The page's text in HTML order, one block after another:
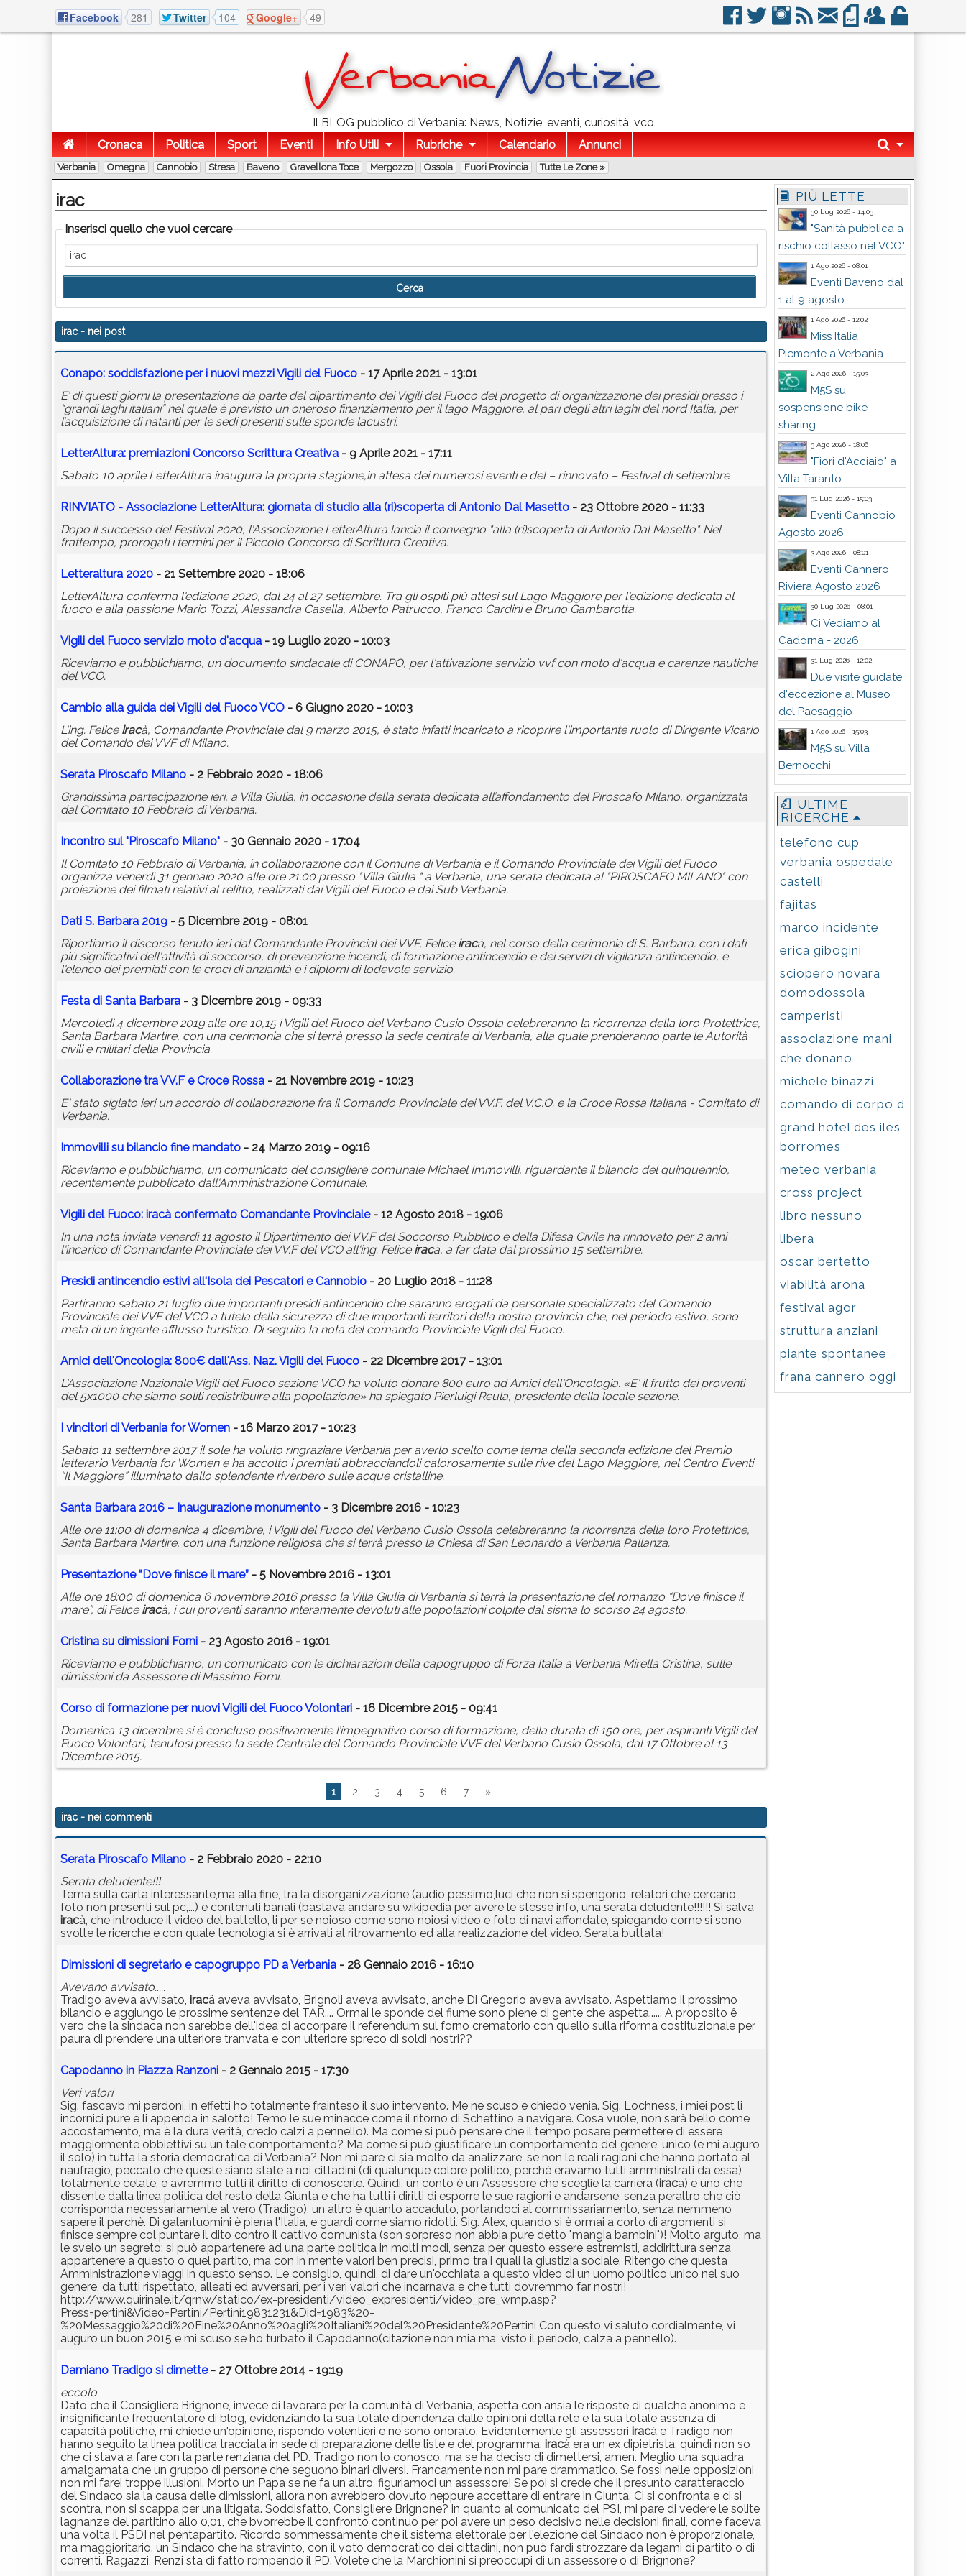
Facebook 281 Twitter 104 Google+ 49
Il BLOG pubblico di Verbania: News, Notizie, eventi, curiosità, vco
Cronaca
Politica Sport Eventi Info Utili Rubriche Calendario Annunci
Verbania Omegna Cannobio Stresa Baveno Gravellona Toce Mergozzo Ossola Fuori Provincia Tutte Le Zone »
irac
Inserisci quello che vuoi cercare
irac- nei post
Conapo: soddisfazione per i nuovi mezzi Vigili del Fuoco - 17 Aprile 2021 - 13:01
E’ di questi giorni la presentazione da parte del dipartimento dei Vigili del Fuoco del progetto di organizzazione dei presidi presso i
“grandi laghi italiani” nel quale è previsto un oneroso finanziamento per il lago Maggiore, al pari degli altri laghi del nord Italia, per
l’acquisizione di natanti per le sedi presenti sulle sponde lacustri.
LetterAltura: premiazioni Concorso Scrittura Creativa - 9 Aprile 2021 - 17:11
Sabato 10 aprile LetterAltura inaugura la propria stagione,in attesa dei numerosi eventi e del – rinnovato – Festival di settembre
RINVIATO - Associazione LetterAltura: giornata di studio alla (ri)scoperta di Antonio Dal Masetto - 23 Ottobre 2020 - 11:33
Dopo il successo del Festival 2020, l'Associazione LetterAltura lancia il convegno "alla (ri)scoperta di Antonio Dal Masetto". Nel
frattempo, prorogati i termini per il Piccolo Concorso di Scrittura Creativa.
Letteraltura 2020 - 21 Settembre 2020 - 18:06
LetterAltura conferma l'edizione 2020, dal 24 al 27 settembre. Tra gli ospiti più attesi sul Lago Maggiore per l'edizione dedicata al
fuoco e alla passione Mario Tozzi, Alessandra Casella, Alberto Patrucco, Franco Cardini e Bruno Gambarotta.
Vigili del Fuoco servizio moto d'acqua - 19 Luglio 2020 - 10:03
Riceviamo e pubblichiamo, un documento sindacale di CONAPO, per l'attivazione servizio vvf con moto d'acqua e carenze nautiche
del VCO.
Cambio alla guida dei Vigili del Fuoco VCO - 6 Giugno 2020 - 10:03
L'ing. Felice iracà, Comandante Provinciale dal 9 marzo 2015, è stato infatti incaricato a ricoprire l'importante ruolo di Dirigente Vicario
del Comando dei VVF di Milano.
Serata Piroscafo Milano - 2 Febbraio 2020 - 18:06
Grandissima partecipazione ieri, a Villa Giulia, in occasione della serata dedicata all’affondamento del Piroscafo Milano, organizzata
dal Comitato 10 Febbraio di Verbania.
Incontro sul "Piroscafo Milano" - 30 Gennaio 2020 - 17:04
Il Comitato 10 Febbraio di Verbania, in collaborazione con il Comune di Verbania e il Comando Provinciale dei Vigili del Fuoco
organizza venerdì 31 gennaio 2020 alle ore 21.00 presso "Villa Giulia " a Verbania, una serata dedicata al "PIROSCAFO MILANO" con
proiezione dei filmati relativi al relitto, realizzati dai Vigili del Fuoco e dai Sub Verbania.
Dati S. Barbara 2019 - 5 Dicembre 2019 - 08:01
Riportiamo il discorso tenuto ieri dal Comandante Provincial dei VVF, Felice iracà, nel corso della cerimonia di S. Barbara: con i dati
più significativi dell'attività di soccorso, di prevenzione incendi, di formazione antincendio e dei servizi di vigilanza antincendio, e
l'elenco dei premiati con le croci di anzianità e i diplomi di lodevole servizio.
Festa di Santa Barbara - 3 Dicembre 2019 - 09:33
Mercoledì 4 dicembre 2019 alle ore 10,15 i Vigili del Fuoco del Verbano Cusio Ossola celebreranno la ricorrenza della loro Protettrice,
Santa Barbara Martire, con una cerimonia che si terrà presso la sede centrale di Verbania, alla quale prenderanno parte le Autorità
civili e militari della Provincia.
Collaborazione tra VV.F e Croce Rossa - 21 Novembre 2019 - 10:23
E' stato siglato ieri un accordo di collaborazione fra il Comando Provinciale dei VV.F. del V.C.O. e la Croce Rossa Italiana - Comitato di
Verbania.
Immovilli su bilancio fine mandato - 24 Marzo 2019 - 09:16
Riceviamo e pubblichiamo, un comunicato del consigliere comunale Michael Immovilli, riguardante il bilancio del quinquennio,
recentemente pubblicato dall'Amministrazione Comunale.
Vigili del Fuoco: iracà confermato Comandante Provinciale- 12 Agosto 2018 - 19:06
In una nota inviata venerdì 11 agosto il Dipartimento dei VV.F del Soccorso Pubblico e della Difesa Civile ha rinnovato per 2 anni
l'incarico di Comandante Provinciale dei VV.F del VCO all'ing. Felice iracà, a far data dal prossimo 15 settembre.
Presidi antincendio estivi all'Isola dei Pescatori e Cannobio - 20 Luglio 2018 - 11:28
Partiranno sabato 21 luglio due importanti presidi antincendio che saranno erogati da personale specializzato del Comando
Provinciale dei VVF del VCO a tutela della sicurezza di due importanti territori della nostra provincia che, nel periodo estivo, sono
meta di un ingente afflusso turistico. Di seguito la nota del comando Provinciale Vigili del Fuoco.
Amici dell'Oncologia: 800€ dall'Ass. Naz. Vigili del Fuoco - 22 Dicembre 2017 - 13:01
L'Associazione Nazionale Vigili del Fuoco sezione VCO ha voluto donare 800 euro ad Amici dell'Oncologia. «E' il frutto dei proventi
del 5x1000 che siamo soliti redistribuire alla popolazione» ha spiegato Pierluigi Reula, presidente della locale sezione.
I vincitori di Verbania for Women - 16 Marzo 2017 - 10:23
Sabato 11 settembre 2017 il sole ha voluto ringraziare Verbania per averlo scelto come tema della seconda edizione del Premio
letterario Verbania for Women e ha accolto i premiati abbracciandoli calorosamente sulle rive del Lago Maggiore, nel Centro Eventi
“Il Maggiore” illuminato dallo splendente riverbero sulle acque cristalline.
Santa Barbara 2016 – Inaugurazione monumento - 3 Dicembre 2016 - 10:23
Alle ore 11:00 di domenica 4 dicembre, i Vigili del Fuoco del Verbano Cusio Ossola celebreranno la ricorrenza della loro Protettrice,
Santa Barbara Martire, con una funzione religiosa che si terrà presso la Chiesa di San Leonardo a Verbania Pallanza.
Presentazione “Dove finisce il mare” - 5 Novembre 2016 - 13:01
Alle ore 18:00 di domenica 6 novembre 2016 presso la Villa Giulia di Verbania si terrà la presentazione del romanzo “Dove finisce il
mare”, di Felice iracà, i cui proventi saranno interamente devoluti alle popolazioni colpite dal sisma lo scorso 24 agosto.
Cristina su dimissioni Forni - 23 Agosto 2016 - 19:01
Riceviamo e pubblichiamo, un comunicato con le dichiarazioni della capogruppo di Forza Italia a Verbania Mirella Cristina, sulle
dimissioni da Assessore di Massimo Forni.
Corso di formazione per nuovi Vigili del Fuoco Volontari - 16 Dicembre 2015 - 09:41
Domenica 13 dicembre si è concluso positivamente l’impegnativo corso di formazione, della durata di 150 ore, per aspiranti Vigili del
Fuoco Volontari, tenutosi presso la sede Centrale del Comando Provinciale VVF del Verbano Cusio Ossola, dal 17 Ottobre al 13
Dicembre 2015.
1 2 3 4 5 6 7 »
irac- nei commenti
Serata Piroscafo Milano - 2 Febbraio 2020 - 22:10
Serata deludente!!!
Tema sulla carta interessante,ma alla fine, tra la disorganizzazione (audio pessimo,luci che non si spengono, relatori che cercano
foto non presenti sul pc,...) e contenuti banali (bastava andare su wikipedia per avere le stesse info, una serata deludente!!!!!! Si salva
iracà, che introduce il video del battello, li per se noioso come sono noiosi video e foto di navi affondate, spiegando come si sono
svolte le ricerche e con quale tecnologia si è arrivati al ritrovamento ed alla realizzazione del video. Serata buttata!
Dimissioni di segretario e capogruppo PD a Verbania - 28 Gennaio 2016 - 16:10
Avevano avvisato.....
Tradigo aveva avvisato, iracä aveva avvisato, Brignoli aveva avvisato, anche Di Gregorio aveva avvisato. Aspettiamo il prossimo
bilancio e aggiungo le prossime sentenze del TAR.... Ormai le sponde del fiume sono piene di gente che aspetta...... A proposito ê
vero che la sindaca non sarebbe dell'idea di accorpare il referendum sul forno crematorio con quello sulla riforma costituzionale per
paura di prendere una ulteriore tranvata e con ulteriore spreco di soldi nostri??
Capodanno in Piazza Ranzoni - 2 Gennaio 2015 - 17:30
Veri valori
Sig. fascavb mi perdoni, in effetti ho totalmente frainteso il suo intervento. Me ne scuso e chiedo venia. Sig. Lochness, i miei post li
incornici pure e li appenda in salotto! Temo le sue minacce come il ritorno di Schettino a navigare. Cosa vuole, non sarà bello come
accostamento, ma è la dura verità, credo calzi a pennello). Ma come si può pensare che il tempo posare permettere di essere
maggiormente obbiettivi su un tale comportamento? Ma come si può giustificare un comportamento del genere, unico (e mi auguro
il solo) in tutta la storia democratica di Verbania? Non mi pare ci sia molto da analizzare, se non le reali ragioni che hanno portato al
naufragio, peccato che queste siano state a noi cittadini (di qualunque colore politico, perché eravamo tutti amministrati da essa)
totalmente celate, e avremmo tutti il diritto di conoscerle. Quindi, un conto è un Assessore che sceglie la carriera (iracà) e uno che
dissente dalla linea politica del resto della Giunta e che ha tutti i diritti di esporre le sue ragioni e andarsene, senza peraltro che ciò
corrisponda necessariamente al vero (Tradigo), un altro è quanto accaduto, portandoci al commissariamento, senza nemmeno
sapere il perchè. Di galantuomini è piena l'Italia, e guardi come siamo ridotti. Sig. Alex, quando si è ormai a corto di argomenti si
finisce sempre col puntare il dito contro il cattivo comunista (son sorpreso non abbia pure detto "mangia bambini")! Molto arguto, ma
le svelo un segreto: si può appartenere ad una parte politica in molti modi, senza per questo essere estremisti, addirittura senza
appartenere a questo o quel partito, ma con in mente valori ben precisi, primo tra i quali la giustizia sociale. Ritengo che questa
Amministrazione viaggi in questo senso. Le consiglio, quindi, di dare un'occhiata a questo video di un uomo politico unico nel suo
genere, da tutti rispettato, alleati ed avversari, per i veri valori che incarnava e che tutti dovremmo far nostri!
http://www.quirinale.it/qrnw/statico/ex-presidenti/video_expresidenti/video_pre_wmp.asp?
Press=pertini&Video=Pertini/Pertini19831231&Did=1983%20-
%20Messaggio%20di%20Fine%20Anno%20agli%20Italiani%20del%20Presidente%20Pertini Con questo vi saluto cordialmente, vi
auguro un buon 2015 e mi scuso se ho turbato il Capodanno(citazione non mia ma, visto il periodo, calza a pennello).
Damiano Tradigo si dimette- 27 Ottobre 2014 - 19:19
eccolo
Dato che il Consigliere Brignone, invece di lavorare per la comunità di Verbania, aspetta con ansia le risposte di qualche anonimo e
insignificante frequentatore di blog, evidenziando la sua totale dipendenza dalle opinioni della rete e la sua totale assenza di
capacità politiche, mi chiede un'opinione, rispondo volentieri e ne sono onorato. Evidentemente gli assessori iracà e Tradigo non
hanno seguito la linea politica tracciata in sede di preparazione delle liste e del programma. iracà era un ex dipietrista, quindi non so
che ci stava a fare con la parte renziana del PD. Tradigo non lo conosco, ma se ha deciso di dimettersi, amen. Meglio una squadra
amalgamata che un gruppo di persone che seguono binari diversi. Francamente non mi pare drammatico. Se fossi nelle opposizioni
non mi farei troppe illusioni. Morto un Papa se ne fa un altro, figuriamoci un assessore! Se poi si crede che il presunto caratteraccio
del Sindaco sia la causa delle dimissioni, allora non avrebbero dovuto neppure accettare di entrare in Giunta. Ci si confronta e ci si
scontra, non si scappa per una litigata. Soddisfatto, Consigliere Brignone? in quanto al comunicato del PSI, mi pare di vedere le solite
lagnanze del partitino allo 0,01, che bvorrebbe il confronto continuo per poi avere un peso decisivo nelle decisioni finali, come faceva
una volta il PSDI nel pentapartito. Ricordo sommessamente che il sistema elettorale per l'elezione del Sindaco non è proporzionale,
ma maggioritario. un Sindaco che ha stravinto, con il voto democratico dei cittadini, non può fardi strozzare da legami di partito o di
correnti. Ragazzi, Renzi sta di fatto rompendo il PD. Volete che la Marchionini si preoccupi di un assessore o di Brignone?
PIÙ LETTE
30 Lug 2026 - 14:03
"Sanità pubblica a
rischio collasso nel VCO"
1 Ago 2026 - 08:01
Eventi Baveno dal
1 al 9 agosto
1 Ago 2026 - 12:02
Miss Italia
Piemonte a Verbania
2 Ago 2026 - 15:03
M5S su
sospensione bike
sharing
3 Ago 2026 - 18:06
"Fiori d'Acciaio" a
Villa Taranto
31 Lug 2026 - 15:03
Eventi Cannobio
Agosto 2026
3 Ago 2026 - 08:01
Eventi Cannero
Riviera Agosto 2026
30 Lug 2026 - 08:01
Ci Vediamo al
Cadorna - 2026
31 Lug 2026 - 12:02
Due visite guidate
d'eccezione al Museo
del Paesaggio
1 Ago 2026 - 15:03
M5S su Villa
Bernocchi
ULTIME
RICERCHE
telefono cup
verbania ospedale
castelli
fajitas
marco incidente
erica gibogini
sciopero novara
domodossola
camperisti
associazione mani
che donano
michele binazzi
comando di corpo d
grand hotel des iles
borromes
meteo verbania
cross project
libro nessuno
libera
oscar bertetto
viabilità arona
festival agor
struttura anziani
piante spontanee
frana cannero oggi